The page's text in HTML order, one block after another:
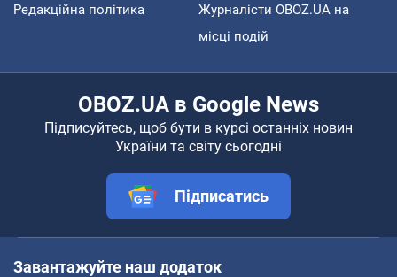
Редакційна політика
Журналісти OBOZ.UA на
місці подій
OBOZ.UA в Google News
Підписуйтесь, щоб бути в курсі останніх новин
України та світу сьогодні
Підписатись
Завантажуйте наш додаток